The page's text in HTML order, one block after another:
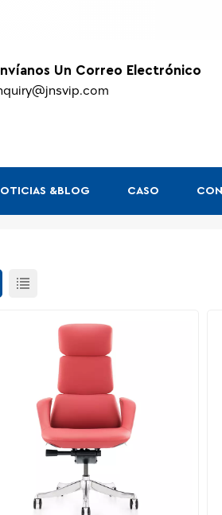
Un Correo Electrónico
&BLOG CASO